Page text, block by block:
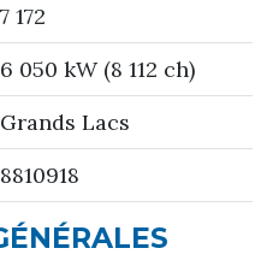
7 172
6 050 kW (8 112 ch)
Grands Lacs
8810918